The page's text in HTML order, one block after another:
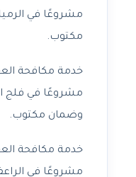
مشروعًا في
مكتوب.
خدمة مكافحة
مشروعًا في فلج
وضمان مكتوب.
خدمة مكافحة
مشروعًا في